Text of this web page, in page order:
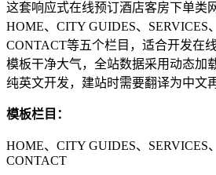
这套响应式在线预订酒店客房下单类
HOME、CITY GUIDES、SERVICES
CONTACT等五个栏目，适合开发在
模板干净大气，全站数据采用动态加
纯英文开发，建站时需要翻译为中文
模板栏目：
HOME、CITY GUIDES、SERVICES
CONTACT